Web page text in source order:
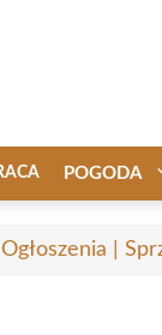
POGODA
|